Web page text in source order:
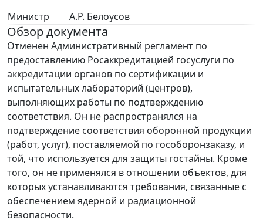
Министр
А.Р. Белоусов
Обзор документа
Отменен Административный регламент по
предоставлению Росаккредитацией госуслуги по
аккредитации органов по сертификации и
испытательных лабораторий (центров),
выполняющих работы по подтверждению
соответствия. Он не распространялся на
подтверждение соответствия оборонной продукции
(работ, услуг), поставляемой по гособоронзаказу, и
той, что используется для защиты гостайны. Кроме
того, он не применялся в отношении объектов, для
которых устанавливаются требования, связанные с
обеспечением ядерной и радиационной
безопасности.